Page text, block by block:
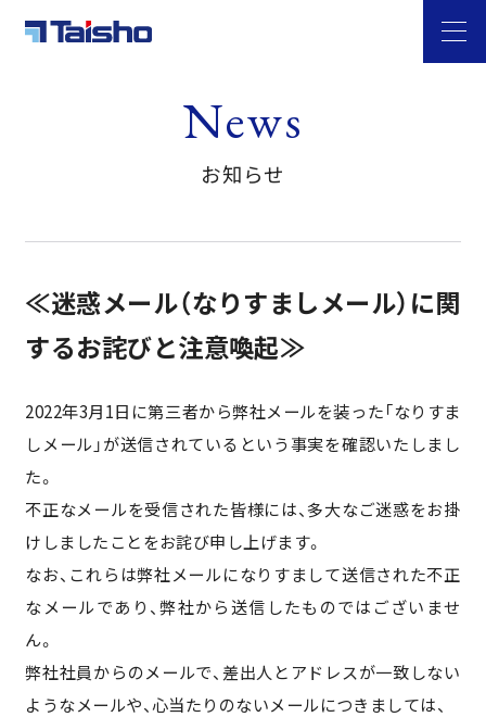
News
お知らせ
≪迷惑メール（なりすましメール）に関
するお詫びと注意喚起≫
2022年3月1日に第三者から弊社メールを装った「なりすま
しメール」が送信されているという事実を確認いたしまし
た。
不正なメールを受信された皆様には、多大なご迷惑をお掛
けしましたことをお詫び申し上げます。
なお、これらは弊社メールになりすまして送信された不正
なメールであり、弊社から送信したものではございませ
ん。
弊社社員からのメールで、差出人とアドレスが一致しない
ようなメールや、心当たりのないメールにつきましては、